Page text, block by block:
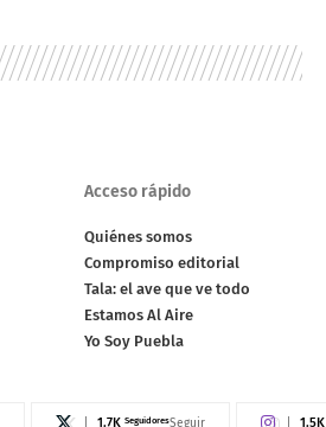
Acceso rápido
Quiénes somos
Compromiso editorial
Tala: el ave que ve todo
Estamos Al Aire
Yo Soy Puebla
1.7K SeguidoresSeguir 1.5K